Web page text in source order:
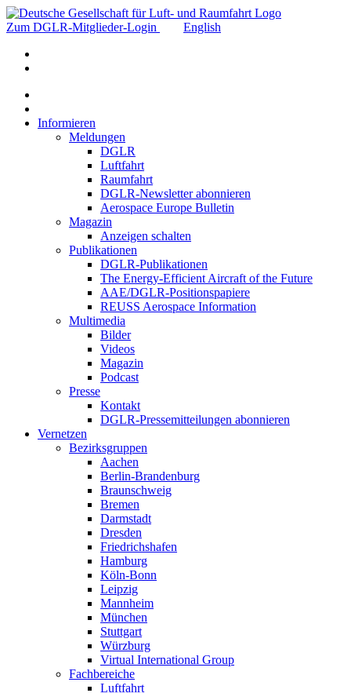
Zum DGLR-Mitglieder-Login English
Informieren
Meldungen
DGLR
Luftfahrt
Raumfahrt
DGLR-Newsletter abonnieren
Aerospace Europe Bulletin
Magazin
Anzeigen schalten
Publikationen
DGLR-Publikationen
The Energy-Efficient Aircraft of the Future
AAE/DGLR-Positionspapiere
REUSS Aerospace Information
Multimedia
Bilder
Videos
Magazin
Podcast
Presse
Kontakt
DGLR-Pressemitteilungen abonnieren
Vernetzen
Bezirksgruppen
Aachen
Berlin-Brandenburg
Braunschweig
Bremen
Darmstadt
Dresden
Friedrichshafen
Hamburg
Köln-Bonn
Leipzig
Mannheim
München
Stuttgart
Würzburg
Virtual International Group
Fachbereiche
Luftfahrt